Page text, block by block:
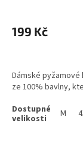
199 Kč
Dámské
ze 100% bavlny,
M